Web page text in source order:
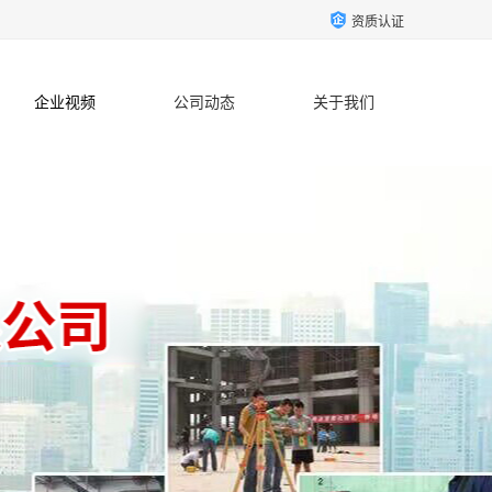
资质认证
企业视频 公司动态 关于我们